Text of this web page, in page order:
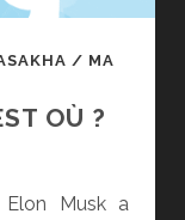
/ MA
OÙ ?
Musk a